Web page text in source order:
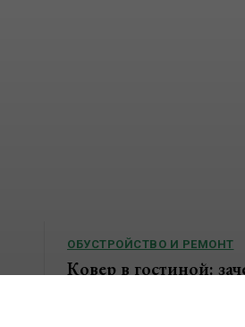
ОБУСТРОЙСТВО И РЕМОНТ
Ковер в гостиной: